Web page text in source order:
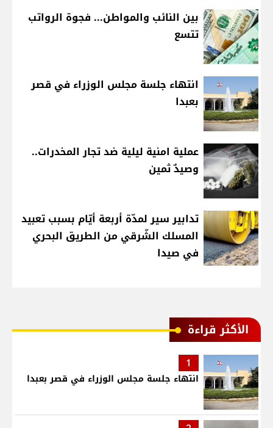
بين النائب والمواطن... فجوة الرواتب
تتسع
انتهاء جلسة مجلس الوزراء في قصر
بعبدا
عملية امنية ليلية ضد تجار المخدرات..
وصيدٌ ثمين
تدابير سير لمدّة أربعة أيّام بسبب تعبيد
المسلك الشّرقي من الطريق البحري
في صيدا
الأكثر قراءة
1
انتهاء جلسة مجلس الوزراء في قصر بعبدا